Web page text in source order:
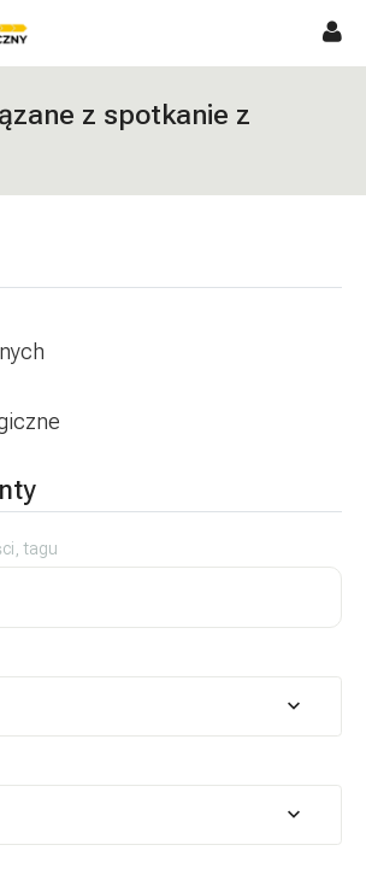
z spotkanie z
tagu